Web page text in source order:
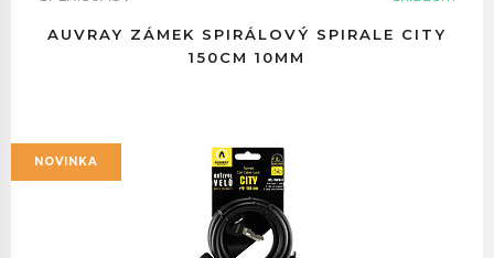
AUVRAY ZÁMEK SPIRÁLOVÝ SPIRALE CITY
150CM 10MM
NOVINKA